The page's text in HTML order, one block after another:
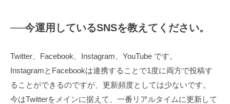
──今運用しているSNSを教えてください。
Twitter、Facebook、Instagram、YouTube です。
InstagramとFacebookは連携することで1度に両方で投稿す
ることができるのですが、更新頻度としては少ないです。
今はTwitterをメインに据えて、一番リアルタイムに更新して